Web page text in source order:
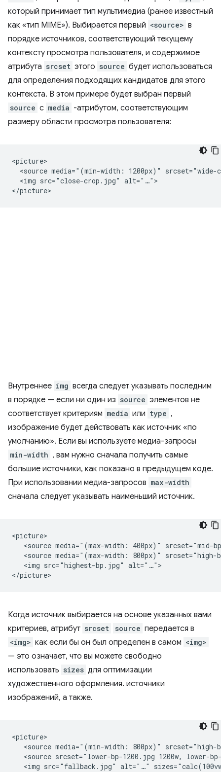
который принимает тип мультимедиа (ранее известный
как «тип MIME»). Выбирается первый <source> в
порядке источников, соответствующий текущему
контексту просмотра пользователя, и содержимое
атрибута srcset этого source будет использоваться
для определения подходящих кандидатов для этого
контекста. В этом примере будет выбран первый
source с media -атрибутом, соответствующим
размеру области просмотра пользователя:
<picture>
<source media="(min-width: 1200px)" srcset="wide-
  <img src="close-crop.jpg" alt="…">
Внутреннее img всегда следует указывать последним
в порядке — если ни один из source элементов не
соответствует критериям media или type ,
изображение будет действовать как источник «по
умолчанию». Если вы используете медиа-запросы
min-width , вам нужно сначала получить самые
большие источники, как показано в предыдущем коде.
При использовании медиа-запросов max-width
сначала следует указывать наименьший источник.
<picture>
<source media="(max-width: 400px)" srcset="mid-
<source media="(max-width: 800px)" srcset="high-
   <img src="highest-bp.jpg" alt="…">
Когда источник выбирается на основе указанных вами
критериев, атрибут srcset source передается в
<img> как если бы он был определен в самом <img>
— это означает, что вы можете свободно
использовать sizes для оптимизации
художественного оформления. источники
изображений, а также.
<picture>
<source media="(min-width: 800px)"
<source srcset="lower-bp-1200.jpg 1200w, lower-
<img src="fallback.jpg" alt="…"